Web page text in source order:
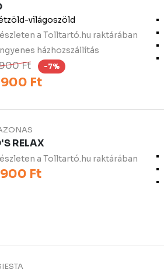
világoszöld
a Tolltartó.hu raktárában
házhozszállítás
Ft -7%
900 Ft
RELAX
a Tolltartó.hu raktárában
900 Ft